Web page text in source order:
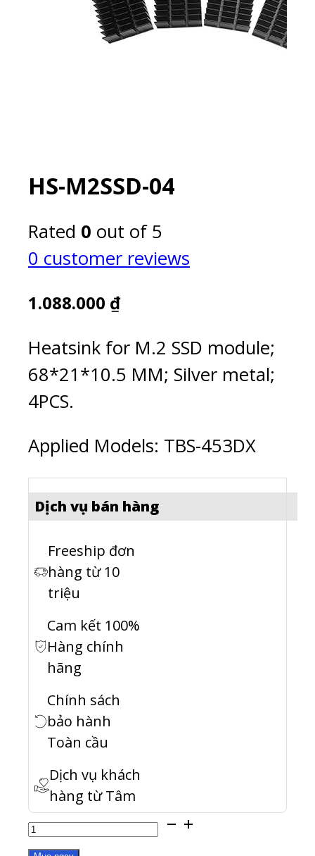
HS-M2SSD-04
Rated 0 out of 5
0 customer reviews
1.088.000 ₫
Heatsink for M.2 SSD module;
68*21*10.5 MM; Silver metal;
4PCS.
Applied Models: TBS-453DX
Dịch vụ bán hàng
Freeship đơn
hàng từ 10
triệu
Cam kết 100%
Hàng chính
hãng
Chính sách
bảo hành
Toàn cầu
Dịch vụ khách
hàng từ Tâm
HS-